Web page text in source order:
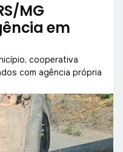
MG
em
cooperativa
com agência própria